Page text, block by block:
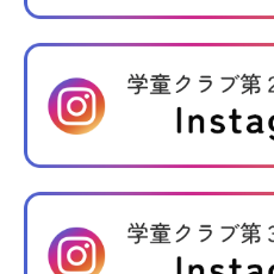
情報公開
各種書類